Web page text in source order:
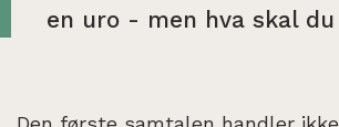
en uro - men hva skal du